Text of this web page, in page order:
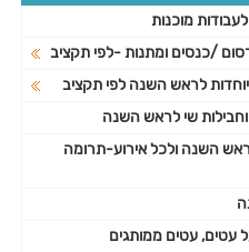
מוכנות
/כנסים ומתנות -לפי תקציב
לראש השנה לפי תקציב
וחבילות שי לראש השנה
השנה ולכל אירוע-תרומה
עטים, עטים ממותגים